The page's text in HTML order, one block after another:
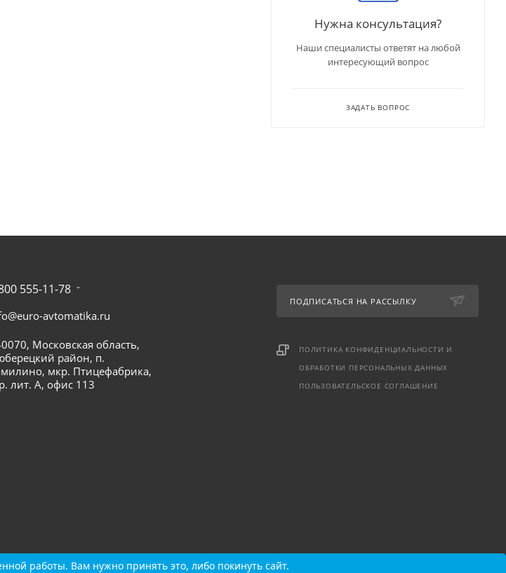
Нужна консультация?
Наши специалисты ответят на любой
интересующий вопрос
ЗАДАТЬ ВОПРОС
555-11-78
avtomatika.ru
Московская область,
район, п.
мкр. Птицефабрика,
лит. А, офис 113
ПОДПИСАТЬСЯ НА РАССЫЛКУ
ПОЛИТИКА КОНФИДЕНЦИАЛЬНОСТИ И
ОБРАБОТКИ ПЕРСОНАЛЬНЫХ ДАННЫХ
ПОЛЬЗОВАТЕЛЬСКОЕ СОГЛАШЕНИЕ
работы. Вам нужно принять это, либо покинуть сайт.